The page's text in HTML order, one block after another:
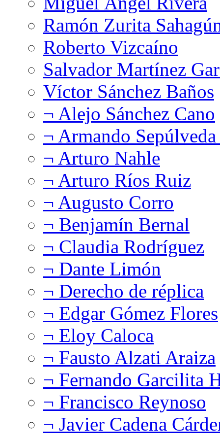
Ramón Zurita
Roberto Vizcaíno
Salvador Martínez
Víctor Sánchez Baños
¬ Alejo Sánchez Cano
¬ Armando
¬ Arturo Nahle
¬ Arturo Ríos Ruiz
¬ Augusto Corro
¬ Benjamín Bernal
¬ Claudia Rodríguez
¬ Dante Limón
¬ Derecho de réplica
¬ Edgar Gómez Flores
¬ Eloy Caloca
¬ Fausto Alzati Araiza
¬ Fernando Garcilita
¬ Francisco Reynoso
¬ Javier Cadena